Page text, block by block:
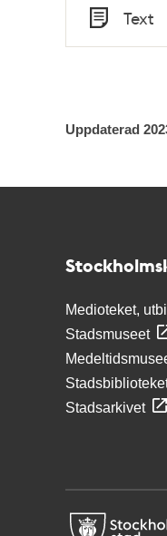
Tid
Typ
Text
Uppdaterad
Medioteket,
Stadsmuseet
Stadsarkivet